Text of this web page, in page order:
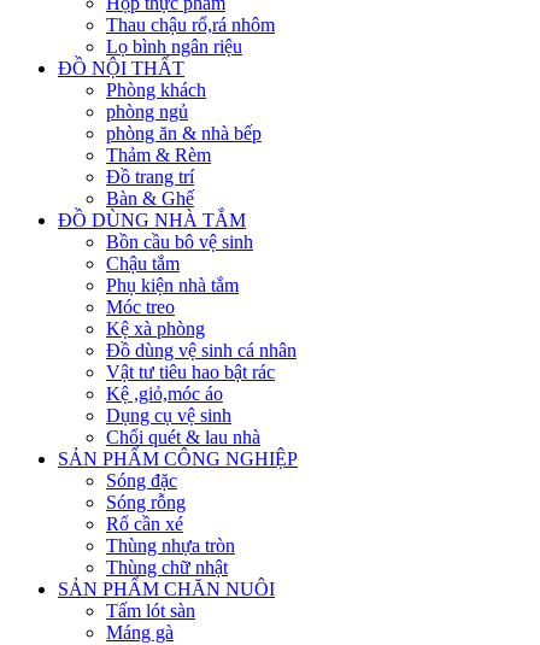
Thau chậu rổ,rá nhôm
Lọ bình ngân riệu
ĐỒ NỘI THẤT
Phòng khách
phòng ngủ
phòng ăn & nhà bếp
Thảm & Rèm
Đồ trang trí
Bàn & Ghế
ĐỒ DÙNG NHÀ TẮM
Bồn cầu bô vệ sinh
Chậu tắm
Phụ kiện nhà tắm
Móc treo
Kệ xà phòng
Đồ dùng vệ sinh cá nhân
Vật tư tiêu hao bật rác
Kệ ,giỏ,móc áo
Dụng cụ vệ sinh
Chổi quét & lau nhà
SẢN PHẨM CÔNG NGHIỆP
Sóng đặc
Sóng rỗng
Rổ cần xé
Thùng nhựa tròn
Thùng chữ nhật
SẢN PHẨM CHĂN NUÔI
Tấm lót sàn
Máng gà